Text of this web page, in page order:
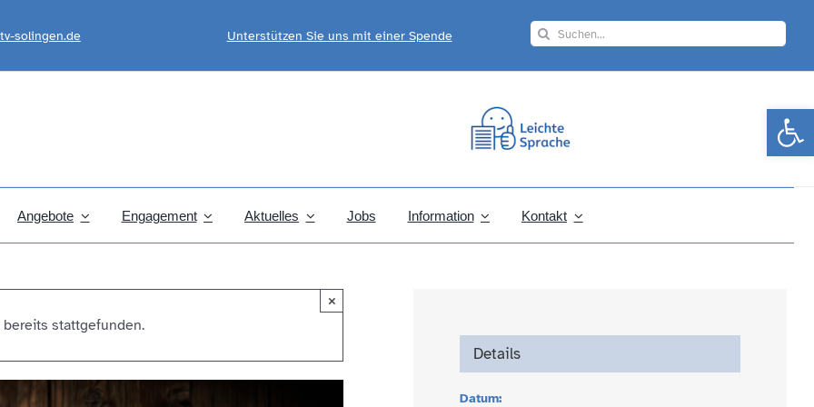
solingen.de Unterstützen Sie uns mit einer Spende
Search
Angebote Engagement Aktuelles Jobs Information Kontakt
stattgefunden.
×
Details
Datum: